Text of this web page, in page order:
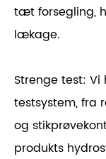
tæt forsegling,
lækage.
Strenge test:
testsystem, fra
og
produkts